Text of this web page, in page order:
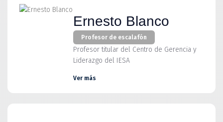
Ernesto Blanco
Profesor de escalafón
Profesor titular del Centro de Gerencia y
Liderazgo del IESA
Ver más